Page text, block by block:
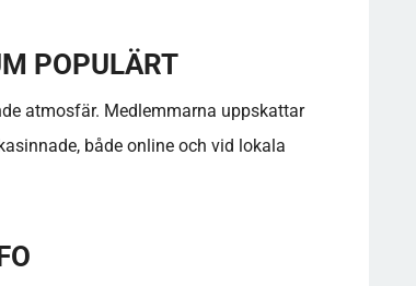
POPULÄRT
atmosfär. Medlemmarna uppskattar
både online och vid lokala